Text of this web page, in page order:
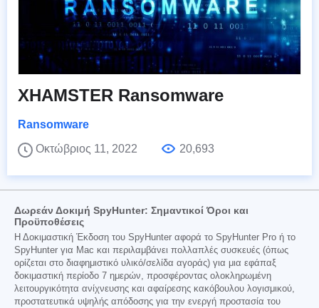
XHAMSTER Ransomware
Ransomware
Οκτώβριος 11, 2022
20,693
Δωρεάν Δοκιμή SpyHunter: Σημαντικοί Όροι και
Προϋποθέσεις
Η Δοκιμαστική Έκδοση του SpyHunter αφορά το SpyHunter Pro ή το
SpyHunter για Mac και περιλαμβάνει πολλαπλές συσκευές (όπως
ορίζεται στο διαφημιστικό υλικό/σελίδα αγοράς) για μια εφάπαξ
δοκιμαστική περίοδο 7 ημερών, προσφέροντας ολοκληρωμένη
λειτουργικότητα ανίχνευσης και αφαίρεσης κακόβουλου λογισμικού,
προστατευτικά υψηλής απόδοσης για την ενεργή προστασία του